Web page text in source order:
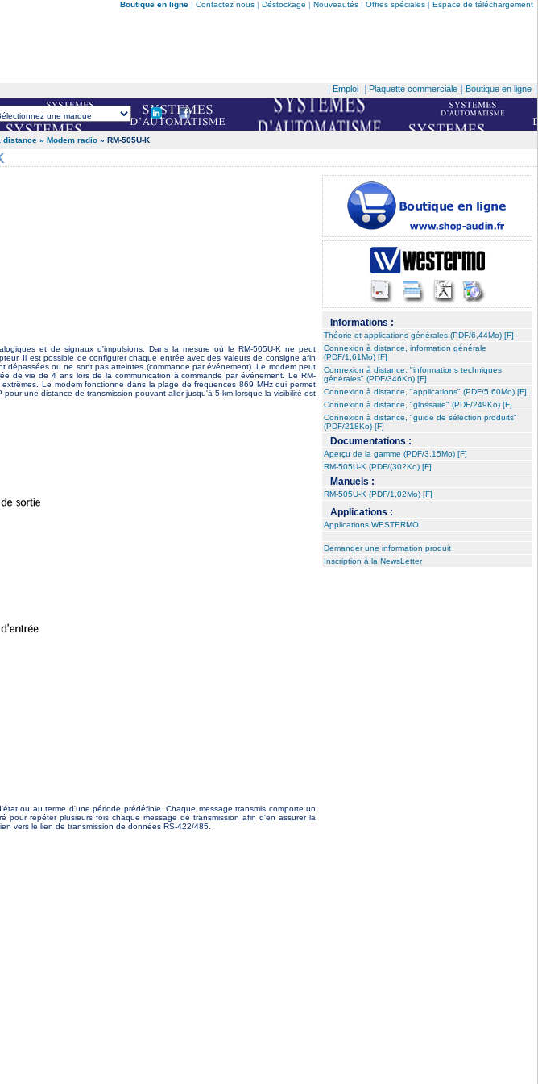
Boutique en ligne | Contactez nous | Déstockage | Nouveautés | Offres spéciales | Espace de téléchargement
Emploi Plaquette commerciale Boutique en ligne
distance » Modem radio » RM-505U-K
et de signaux d'impulsions. Dans la mesure où le RM-505U-K ne peut
Il est possible de configurer chaque entrée avec des valeurs de consigne afin
ou ne sont pas atteintes (commande par événement). Le modem peut
de vie de 4 ans lors de la communication à commande par événement. Le RM-
Le modem fonctionne dans la plage de fréquences 869 MHz qui permet
une distance de transmission pouvant aller jusqu'à 5 km lorsque la visibilité est
ou au terme d'une période prédéfinie. Chaque message transmis comporte un
pour répéter plusieurs fois chaque message de transmission afin d'en assurer la
vers le lien de transmission de données RS-422/485.
Informations :
Théorie et applications générales (PDF/6,44Mo) [F]
Connexion à distance, information générale
(PDF/1,61Mo) [F]
Connexion à distance, "informations techniques
générales" (PDF/346Ko) [F]
Connexion à distance, "applications" (PDF/5,60Mo) [F]
Connexion à distance, "glossaire" (PDF/249Ko) [F]
Connexion à distance, "guide de sélection produits"
(PDF/218Ko) [F]
Documentations :
Aperçu de la gamme (PDF/3,15Mo) [F]
RM-505U-K (PDF/(302Ko) [F]
Manuels :
RM-505U-K (PDF/1,02Mo) [F]
Applications :
Applications WESTERMO
Demander une information produit
Inscription à la NewsLetter